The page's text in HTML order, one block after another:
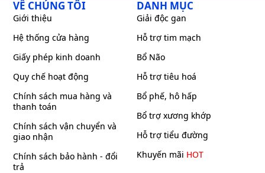
VỀ CHÚNG TÔI
Giới thiệu
Hệ thống cửa hàng
Giấy phép kinh doanh
Quy chế hoạt động
Chính sách mua hàng và
thanh toán
Chính sách vận chuyển và
giao nhận
Chính sách bảo hành - đổi
trả
DANH MỤC
Giải độc gan
Hỗ trợ tim mạch
Bổ Não
Hỗ trợ tiêu hoá
Bổ phế, hô hấp
Bổ trợ xương khớp
Hỗ trợ tiểu đường
Khuyến mãi HOT